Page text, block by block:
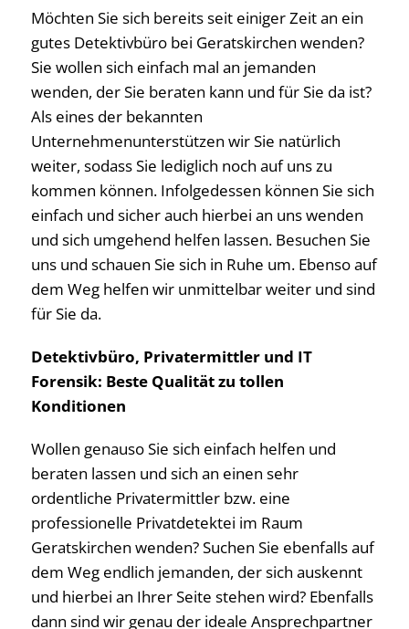
Möchten Sie sich bereits seit einiger Zeit an ein
gutes Detektivbüro bei Geratskirchen wenden?
Sie wollen sich einfach mal an jemanden
wenden, der Sie beraten kann und für Sie da ist?
Als eines der bekannten
Unternehmenunterstützen wir Sie natürlich
weiter, sodass Sie lediglich noch auf uns zu
kommen können. Infolgedessen können Sie sich
einfach und sicher auch hierbei an uns wenden
und sich umgehend helfen lassen. Besuchen Sie
uns und schauen Sie sich in Ruhe um. Ebenso auf
dem Weg helfen wir unmittelbar weiter und sind
für Sie da.
Detektivbüro, Privatermittler und IT
Forensik: Beste Qualität zu tollen
Konditionen
Wollen genauso Sie sich einfach helfen und
beraten lassen und sich an einen sehr
ordentliche Privatermittler bzw. eine
professionelle Privatdetektei im Raum
Geratskirchen wenden? Suchen Sie ebenfalls auf
dem Weg endlich jemanden, der sich auskennt
und hierbei an Ihrer Seite stehen wird? Ebenfalls
dann sind wir genau der ideale Ansprechpartner